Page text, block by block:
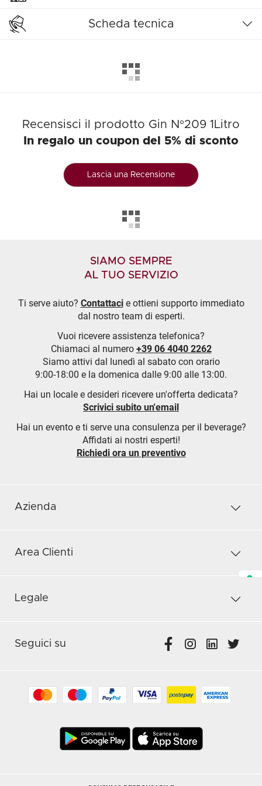
Scheda tecnica
Recensisci il prodotto Gin N°209 1Litro
In regalo un coupon del 5% di sconto
Lascia una Recensione
SIAMO SEMPRE
AL TUO SERVIZIO
Ti serve aiuto? Contattacie ottieni supporto immediato
dal nostro team di esperti.
Vuoi ricevere assistenza telefonica?
Chiamaci al numero +39 06 4040 2262
Siamo attivi dal lunedì al sabato con orario
9:00-18:00 e la domenica dalle 9:00 alle 13:00.
Hai un locale e desideri ricevere un'offerta dedicata?
Scrivici subito un'email
Hai un evento e ti serve una consulenza per il beverage?
Affidati ai nostri esperti!
Richiedi ora un preventivo
Azienda
Area Clienti
Legale
Seguici su